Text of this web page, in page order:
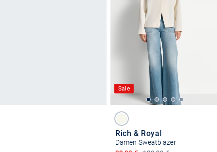
Sale
Rich & Royal
Damen Sweatblazer